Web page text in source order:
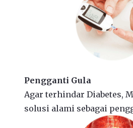
Pengganti Gula
Agar terhindar Diabetes,
solusi alami sebagai